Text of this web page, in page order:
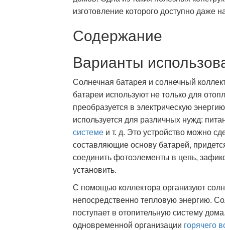
изготовление которого доступно даже
Содержание
Варианты
Солнечная батарея и солнечный
батареи используют не только для
преобразуется в электрическую
используется для различных нужд:
системе и т. д. Это устройство можно
составляющие основу батарей,
соединить фотоэлементы в цепь,
установить.
С помощью коллектора организуют
непосредственно тепловую энергию.
поступает в отопительную систему
одновременной организации горячего